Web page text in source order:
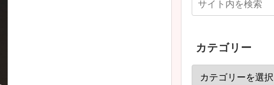
カテゴリー